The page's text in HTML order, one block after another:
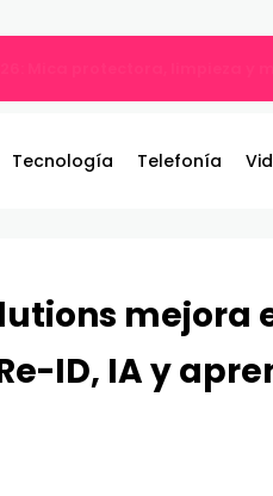
Tecnología Telefonía
mejora
ID, IA y